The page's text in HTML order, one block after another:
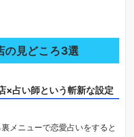
の見どころ3選
占い師という斬新な設定
メニューで恋愛占いをすると